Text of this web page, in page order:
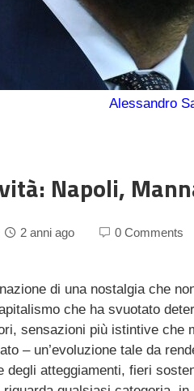
Alessandro
Napoli,
2 anni ago 0 Comments
di una nostalgia che
che ha svuotato
sensazioni più istintive
– un’evoluzione tale da
atteggiamenti, fieri